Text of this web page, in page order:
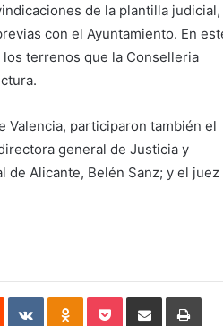
de la plantilla judicial,
con el Ayuntamiento. En
terrenos que la Conselleria
Valencia, participaron también el
general de Justicia y
de Alicante, Belén Sanz; y el juez
Reddit VKontakte Pocket